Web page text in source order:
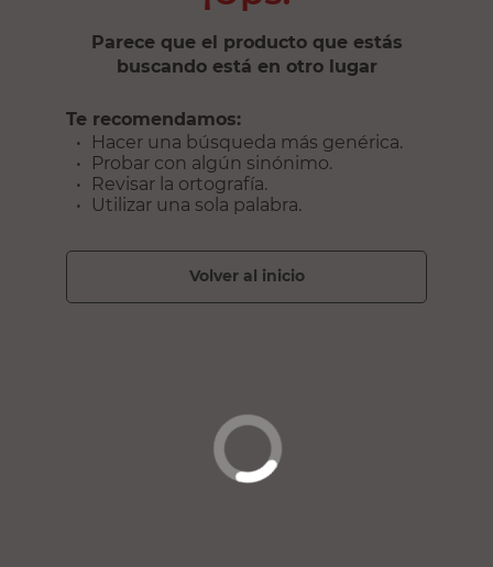
Parece que el producto que estás
buscando está en otro lugar
Te recomendamos:
Hacer una búsqueda más genérica.
Probar con algún sinónimo.
Revisar la ortografía.
Utilizar una sola palabra.
volver al inicio